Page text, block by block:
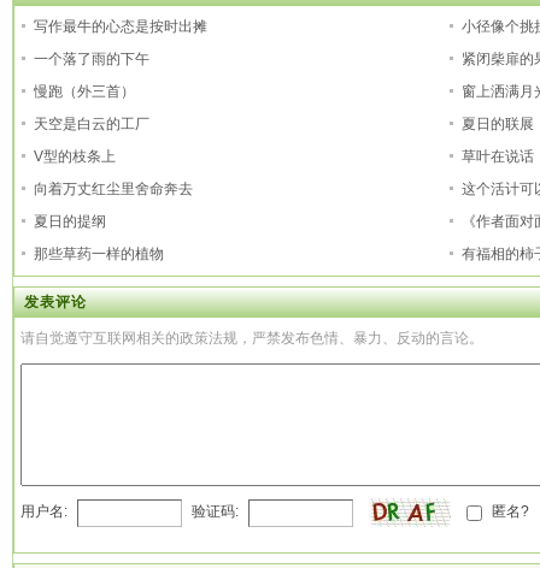
写作最牛的心态是按时出摊
小径像个挑
一个落了雨的下午
紧闭柴扉的
慢跑（外三首）
窗上洒满月
天空是白云的工厂
夏日的联展
V型的枝条上
草叶在说话
向着万丈红尘里舍命奔去
这个活计可
夏日的提纲
《作者面
那些草药一样的植物
有福相的柿
发表评论
请自觉遵守互联网相关的政策法规，严禁发布色情、暴力、反动的言论。
用户名: 验证码: 匿名?